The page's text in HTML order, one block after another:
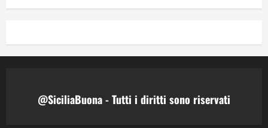
@SiciliaBuona - Tutti i diritti sono riservati